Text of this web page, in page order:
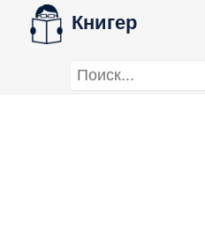
Книгер